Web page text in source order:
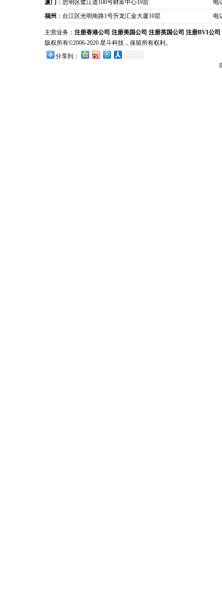
厦门 ：思明区鹭江道100号财富中心19层
电
福州 ：台江区光明南路1号升龙汇金大厦10层 电
主营业务： 注册香港公司 注册美国公司 注册英国公司 注册BVI公司
版权所有©2006-2020 星斗科技，保留所有权利。
分享到：